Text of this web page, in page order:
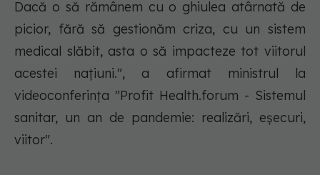
Dacă o să rămânem cu o ghiulea atârnată de
picior, fără să gestionăm criza, cu un sistem
medical slăbit, asta o să impacteze tot viitorul
acestei naţiuni.", a afirmat ministrul la
videoconferinţa "Profit Health.forum - Sistemul
sanitar, un an de pandemie: realizări, eşecuri,
viitor".